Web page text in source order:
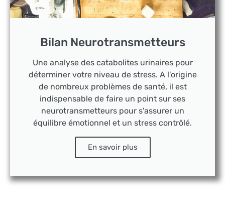
Bilan Neurotransmetteurs
Une analyse des catabolites urinaires pour
déterminer votre niveau de stress. A l'origine
de nombreux problèmes de santé, il est
indispensable de faire un point sur ses
neurotransmetteurs pour s'assurer un
équilibre émotionnel et un stress contrôlé.
En savoir plus